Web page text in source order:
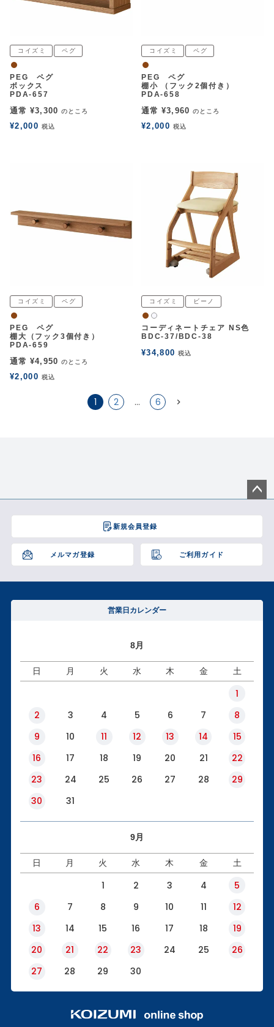
コイズミ ペグ
ウォルナット
PEG ペグ
ボックス
PDA-657
通常 ¥3,300 のところ
¥2,000 税込
コイズミ ペグ
ウォルナット
PEG ペグ
棚小 （フック2個付き）
PDA-658
通常 ¥3,960 のところ
¥2,000 税込
コイズミ ペグ
ウォルナット
PEG ペグ
棚大（フック3個付き）
PDA-659
通常 ¥4,950 のところ
¥2,000 税込
コイズミ ビーノ
ウォルナット
白2
コーディネートチェア NS色
BDC-37/BDC-38
¥34,800 税込
1 2 … 6
新規会員登録
メルマガ登録 ご利用ガイド
ジト
へ
営業日カレンダー
8月
日 月 火 水 木 金 土
1
2
3 4 5 6 7
8
9
10 11 12 13 14
15
16
17 18 19 20 21
22
23
24 25 26 27 28
29
30
31
9月
日 月 火 水 木 金 土
1 2 3 4
5
6
7 8 9 10 11
12
13
14 15 16 17 18
19
20
21 22 23 24 25
26
27
28 29 30